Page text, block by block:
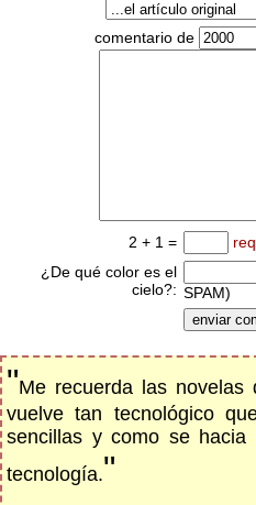
comentario de
2 + 1 =
¿De qué color es el
cielo?: SPAM)
"Me recuerda las novelas
vuelve tan tecnológico
sencillas y como se
tecnología."